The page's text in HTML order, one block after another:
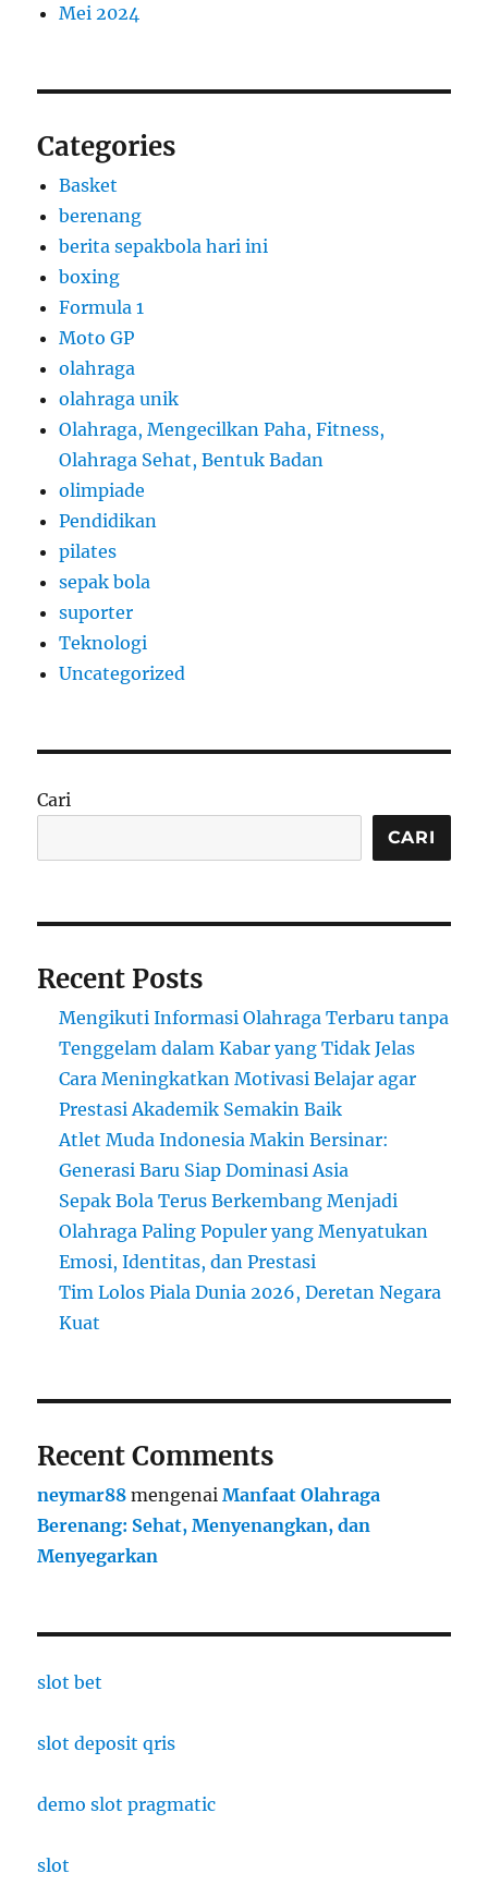
Mei 2024
Categories
Basket
berenang
berita sepakbola hari ini
boxing
Formula 1
Moto GP
olahraga
olahraga unik
Olahraga, Mengecilkan Paha, Fitness,
Olahraga Sehat, Bentuk Badan
olimpiade
Pendidikan
pilates
sepak bola
suporter
Teknologi
Uncategorized
Cari
CARI
Recent Posts
Mengikuti Informasi Olahraga Terbaru tanpa
Tenggelam dalam Kabar yang Tidak Jelas
Cara Meningkatkan Motivasi Belajar agar
Prestasi Akademik Semakin Baik
Atlet Muda Indonesia Makin Bersinar:
Generasi Baru Siap Dominasi Asia
Sepak Bola Terus Berkembang Menjadi
Olahraga Paling Populer yang Menyatukan
Emosi, Identitas, dan Prestasi
Tim Lolos Piala Dunia 2026, Deretan Negara
Kuat
Recent Comments
neymar88 mengenaiManfaat Olahraga
Berenang: Sehat, Menyenangkan, dan
Menyegarkan
slot bet
slot deposit qris
demo slot pragmatic
slot